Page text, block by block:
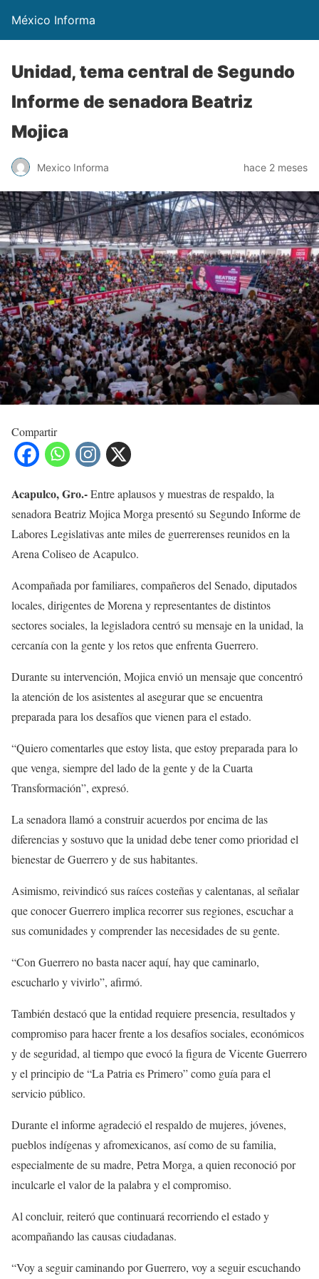
México Informa
Unidad, tema central de Segundo
Informe de senadora Beatriz
Mojica
Mexico Informa hace 2 meses
Compartir
Acapulco, Gro.-Entre aplausos y muestras de respaldo, la
senadora Beatriz Mojica Morga presentó su Segundo Informe de
Labores Legislativas ante miles de guerrerenses reunidos en la
Arena Coliseo de Acapulco.
Acompañada por familiares, compañeros del Senado, diputados
locales, dirigentes de Morena y representantes de distintos
sectores sociales, la legisladora centró su mensaje en la unidad, la
cercanía con la gente y los retos que enfrenta Guerrero.
Durante su intervención, Mojica envió un mensaje que concentró
la atención de los asistentes al asegurar que se encuentra
preparada para los desafíos que vienen para el estado.
“Quiero comentarles que estoy lista, que estoy preparada para lo
que venga, siempre del lado de la gente y de la Cuarta
Transformación”, expresó.
La senadora llamó a construir acuerdos por encima de las
diferencias y sostuvo que la unidad debe tener como prioridad el
bienestar de Guerrero y de sus habitantes.
Asimismo, reivindicó sus raíces costeñas y calentanas, al señalar
que conocer Guerrero implica recorrer sus regiones, escuchar a
sus comunidades y comprender las necesidades de su gente.
“Con Guerrero no basta nacer aquí, hay que caminarlo,
escucharlo y vivirlo”, afirmó.
También destacó que la entidad requiere presencia, resultados y
compromiso para hacer frente a los desafíos sociales, económicos
y de seguridad, al tiempo que evocó la figura de Vicente Guerrero
y el principio de “La Patria es Primero” como guía para el
servicio público.
Durante el informe agradeció el respaldo de mujeres, jóvenes,
pueblos indígenas y afromexicanos, así como de su familia,
especialmente de su madre, Petra Morga, a quien reconoció por
inculcarle el valor de la palabra y el compromiso.
Al concluir, reiteró que continuará recorriendo el estado y
acompañando las causas ciudadanas.
“Voy a seguir caminando por Guerrero, voy a seguir escuchando